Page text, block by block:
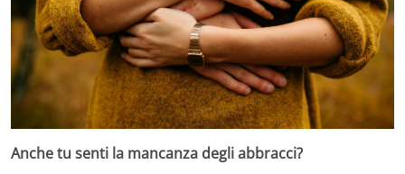
Anche tu senti la mancanza degli abbracci?